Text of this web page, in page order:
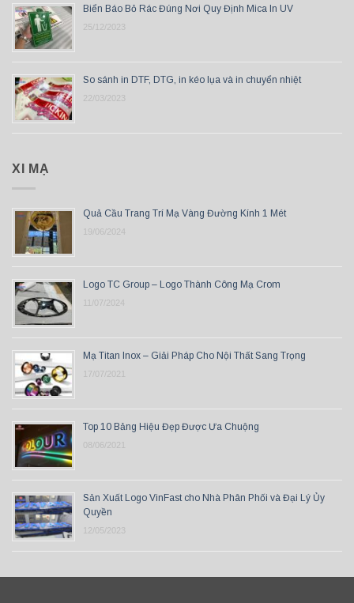
Biển Báo Bỏ Rác Đúng Nơi Quy Định Mica In UV
25/12/2023
So sánh in DTF, DTG, in kéo lụa và in chuyển nhiệt
22/03/2023
XI MẠ
Quả Cầu Trang Trí Mạ Vàng Đường Kính 1 Mét
19/06/2024
Logo TC Group – Logo Thành Công Mạ Crom
11/07/2024
Mạ Titan Inox – Giải Pháp Cho Nội Thất Sang Trọng
17/07/2021
Top 10 Bảng Hiệu Đẹp Được Ưa Chuộng
08/06/2021
Sản Xuất Logo VinFast cho Nhà Phân Phối và Đại Lý Ủy
Quyền
12/05/2023